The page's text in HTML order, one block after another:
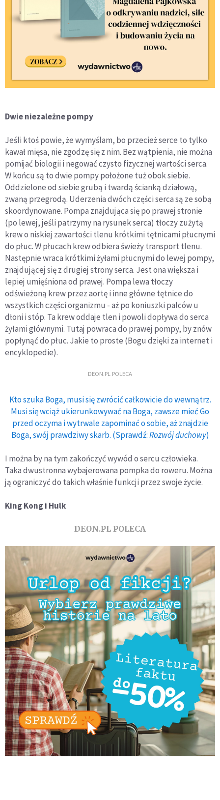
Dwie niezależne pompy
Jeśli ktoś powie, że wymyślam, bo przecież serce to tylko
kawał mięsa, nie zgodzę się z nim. Bez wątpienia, nie można
pomijać biologii i negować czysto fizycznej wartości serca.
W końcu są to dwie pompy położone tuż obok siebie.
Oddzielone od siebie grubą i twardą ścianką działową,
zwaną przegrodą. Uderzenia dwóch części serca są ze sobą
skoordynowane. Pompa znajdująca się po prawej stronie
(po lewej, jeśli patrzymy na rysunek serca) tłoczy zużytą
krew o niskiej zawartości tlenu krótkimi tętnicami płucnymi
do płuc. W płucach krew odbiera świeży transport tlenu.
Następnie wraca krótkimi żyłami płucnymi do lewej pompy,
znajdującej się z drugiej strony serca. Jest ona większa i
lepiej umięśniona od prawej. Pompa lewa tłoczy
odświeżoną krew przez aortę i inne główne tętnice do
wszystkich części organizmu - aż po koniuszki palców u
dłoni i stóp. Ta krew oddaje tlen i powoli dopływa do serca
żyłami głównymi. Tutaj powraca do prawej pompy, by znów
popłynąć do płuc. Jakie to proste (Bogu dzięki za internet i
encyklopedie).
DEON.PL POLECA
Kto szuka Boga, musi się zwrócić całkowicie do wewnątrz.
Musi się wciąż ukierunkowywać na Boga, zawsze mieć Go
przed oczyma i wytrwale zapominać o sobie, aż znajdzie
Boga, swój prawdziwy skarb. (Sprawdź:Rozwój duchowy)
I można by na tym zakończyć wywód o sercu człowieka.
Taka dwustronna wybajerowana pompka do roweru. Można
ją ograniczyć do takich właśnie funkcji przez swoje życie.
King Kong i Hulk
DEON.PL POLECA